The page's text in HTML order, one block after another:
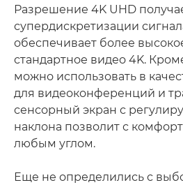
Разрешение 4K UHD
супердискретизации
обеспечивает более
стандартное видео 4K.
можно использовать в
для видеоконференций и
сенсорный экран с
наклона позволит с
любым углом.
Еще не определились с